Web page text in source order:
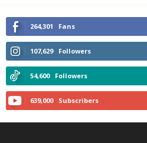
264,301 Fans
107,629 Followers
54,600 Followers
639,000 Subscribers